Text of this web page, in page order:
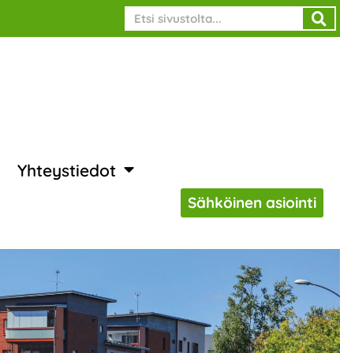
Search
Yhteystiedot
Sähköinen asiointi